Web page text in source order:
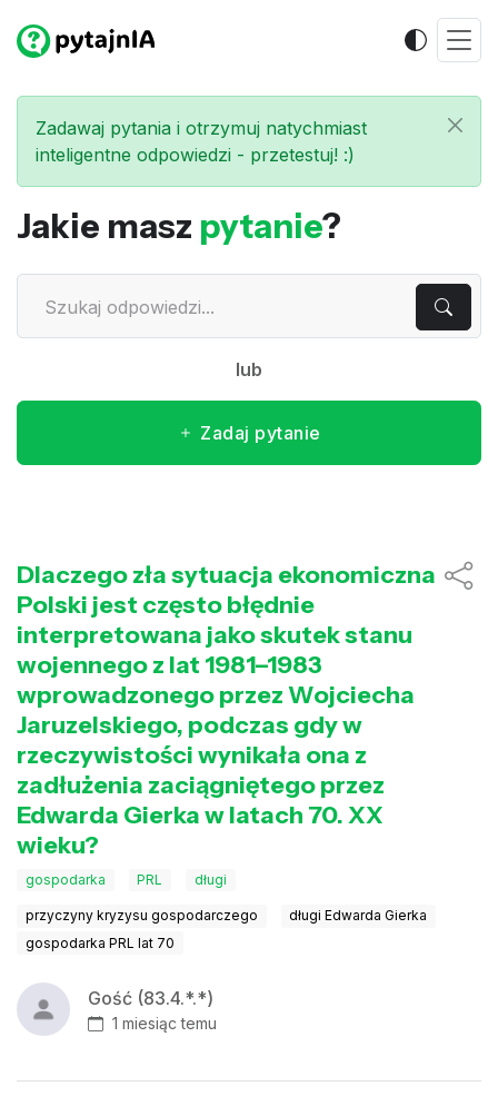
Zadawaj pytania i otrzymuj natychmiast
inteligentne odpowiedzi - przetestuj! :)
Jakie masz pytanie?
lub
Zadaj pytanie
Dlaczego zła sytuacja ekonomiczna
Polski jest często błędnie
interpretowana jako skutek stanu
wojennego z lat 1981–1983
wprowadzonego przez Wojciecha
Jaruzelskiego, podczas gdy w
rzeczywistości wynikała ona z
zadłużenia zaciągniętego przez
Edwarda Gierka w latach 70. XX
wieku?
gospodarka PRL długi
przyczyny kryzysu gospodarczego
długi Edwarda Gierka
gospodarka PRL lat 70
Gość (83.4.*.*)
1 miesiąc temu